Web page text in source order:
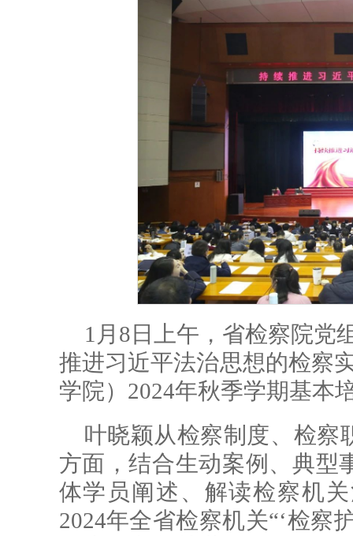
1月8日上午，省检察院党
推进习近平法治思想的检察
学院）2024年秋季学期基本
叶晓颖从检察制度、检察
方面，结合生动案例、典型
体学员阐述、解读检察机
2024年全省检察机关“‘检察